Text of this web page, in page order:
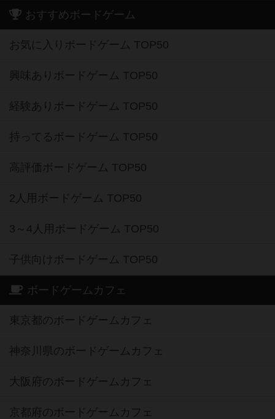
おすすめボードゲーム
お気に入りボードゲーム TOP50
興味ありボードゲーム TOP50
経験ありボードゲーム TOP50
持ってるボードゲーム TOP50
高評価ボードゲーム TOP50
2人用ボードゲーム TOP50
3～4人用ボードゲーム TOP50
子供向けボードゲーム TOP50
ボードゲームカフェ
東京都のボードゲームカフェ
神奈川県のボードゲームカフェ
大阪府のボードゲームカフェ
京都府のボードゲームカフェ